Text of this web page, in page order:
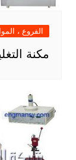
الفروع ،
مكنة